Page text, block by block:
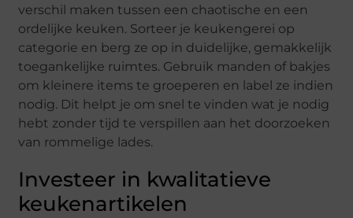
verschil maken tussen een chaotische en een
ordelijke keuken. Sorteer je keukengerei op
categorie en berg ze op in duidelijke, gemakkelijk
toegankelijke ruimtes. Gebruik manden of bakjes
om kleinere items te groeperen en label ze indien
nodig. Dit helpt je om snel te vinden wat je nodig
hebt zonder tijd te verspillen aan het doorzoeken
van rommelige lades.
Investeer in kwalitatieve
keukenartikelen